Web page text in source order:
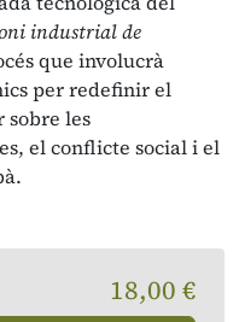
industrial de
que involucrà
per redefinir el
les
el conflicte social i el
18,00 €